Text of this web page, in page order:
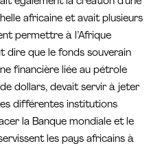
africaine et avait plusieurs
permettre à l’Afrique
dire que le fonds souverain
financière liée au pétrole
dollars, devait servir à jeter
différentes institutions
la Banque mondiale et le
les pays africains à